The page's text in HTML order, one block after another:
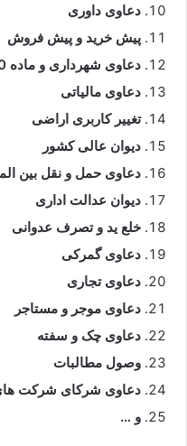
دعاوی داوری
پیش خرید و پیش فروش
دعاوی شهرداری و ماده 100
دعاوی مالیاتی
تغییر کاربری اراضی
دیوان عالی کشور
دعاوی حمل و نقل بین
دیوان عدالت اداری
خلع ید و تصرف عدوانی
دعاوی گمرکی
دعاوی تجاری
دعاوی موجر و مستاجر
دعاوی چک و سفته
وصول مطالبات
دعاوی شرکای شرکت
و …